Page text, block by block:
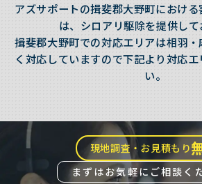
アズサポートの揖斐郡大野町におけ
は、シロアリ駆除を提供して
揖斐郡大野町での対応エリアは相羽
く対応していますので下記より対応
い。
現地調査・お見積もり
まずはお気軽にご相談く